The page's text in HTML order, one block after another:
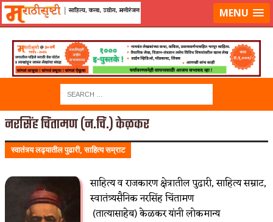
लॉग-इन करा|लेखक नोंदणी करा MENU
नरसिंह चिंतामण (न.चिं.) केळकर
स्वातंत्र्य लढ्यातील पुढारी, साहित्य सम्राट
साहित्य व राजकारण क्षेत्रातील पुढारी, साहित्य सम्राट,
स्वातंत्र्यसैनिक नरसिंह चिंतामण
(तात्यासाहेब) केळकर यांनी लोकमान्य